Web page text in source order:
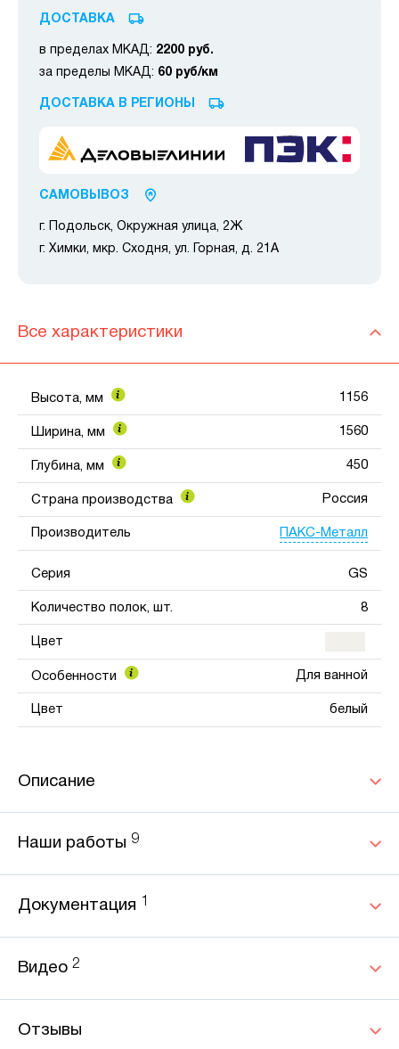
ДОСТАВКА
в пределах МКАД: 2200 руб.
за пределы МКАД: 60 руб/км
ДОСТАВКА В РЕГИОНЫ
САМОВЫВОЗ
г. Подольск, Окружная улица, 2Ж
г. Химки, мкр. Сходня, ул. Горная, д. 21А
Все характеристики
Высота, мм 1156
Ширина, мм 1560
Глубина, мм 450
Страна производства Россия
Производитель ПАКС-Металл
Серия GS
Количество полок, шт. 8
Цвет
Особенности Для ванной
Цвет белый
Описание
Наши работы 9
Документация
Видео 2
Отзывы